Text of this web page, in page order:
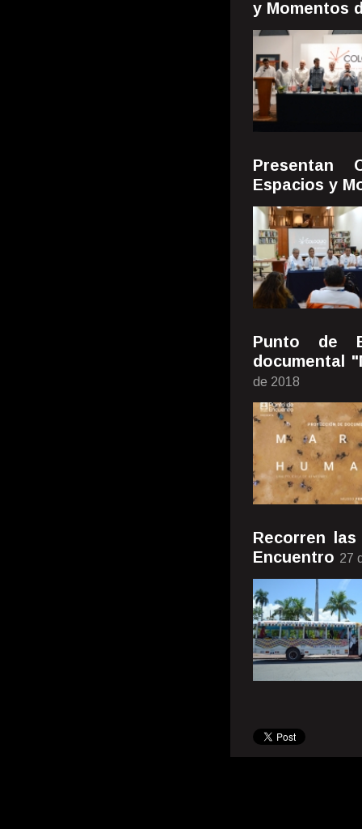
y Momentos
Presentan
Espacios y
Punto de
documental
de 2018
Recorren
Encuentro 27